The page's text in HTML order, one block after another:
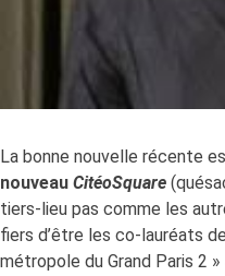
La bonne nouvelle récente
nouveau CitéoSquare
tiers-lieu pas comme les
fiers d’être les co-lauréats
métropole du Grand Paris 2